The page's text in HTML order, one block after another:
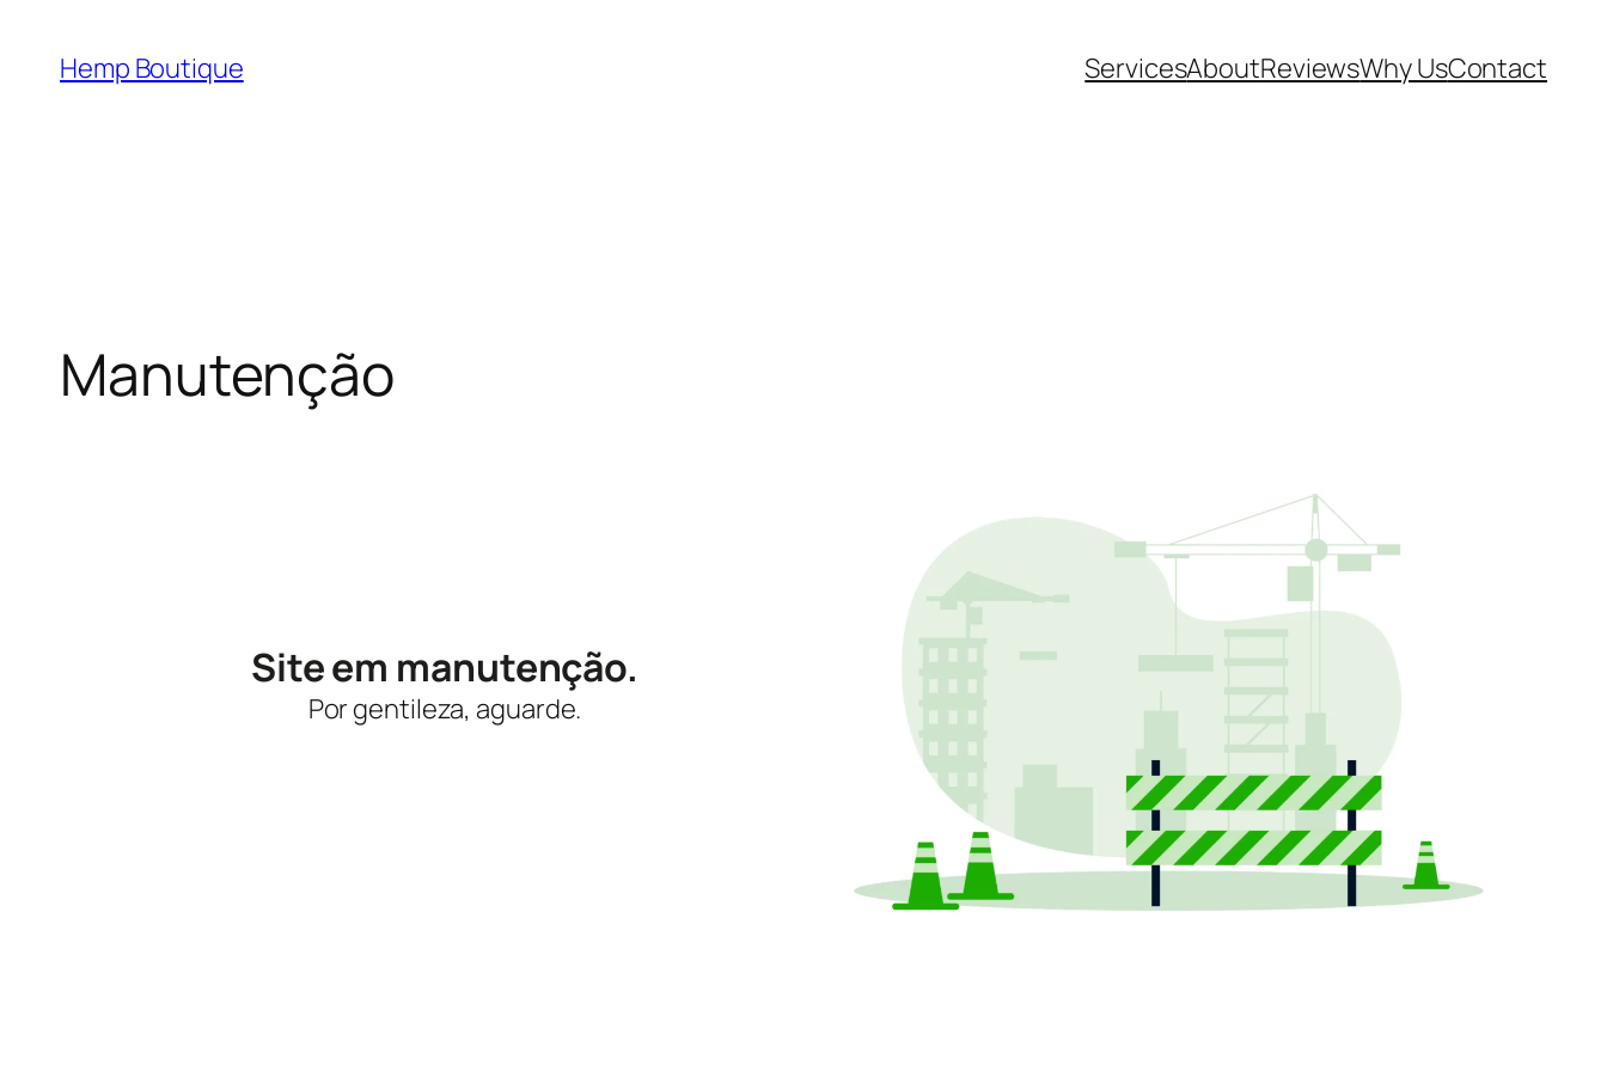
Hemp Boutique ServicesAboutReviewsWhy UsContact
Manutenção
Site em manutenção.
Por gentileza, aguarde.